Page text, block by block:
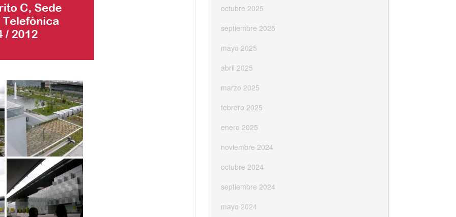
octubre 2025
septiembre 2025
mayo 2025
abril 2025
marzo 2025
febrero 2025
enero 2025
noviembre 2024
octubre 2024
septiembre 2024
mayo 2024